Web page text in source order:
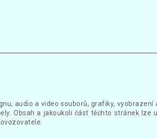
audio a video souborů, grafiky,
Obsah a jakoukoli část těchto stránek